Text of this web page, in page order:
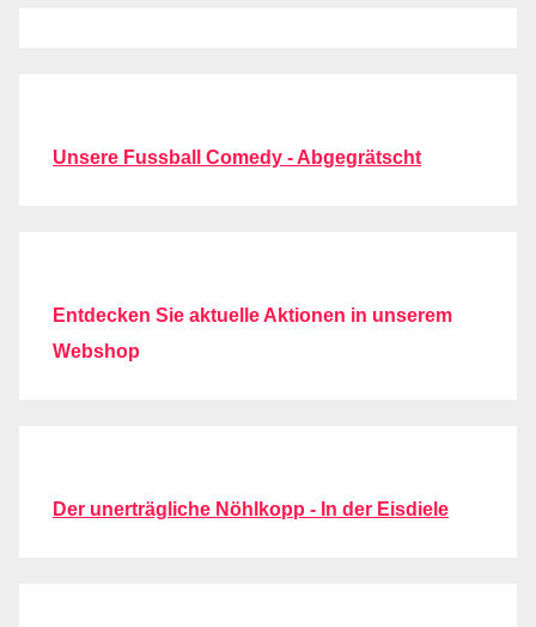
Unsere Fussball Comedy - Abgegrätscht
Entdecken Sie aktuelle Aktionen in unserem
Webshop
Der unerträgliche Nöhlkopp - In der Eisdiele